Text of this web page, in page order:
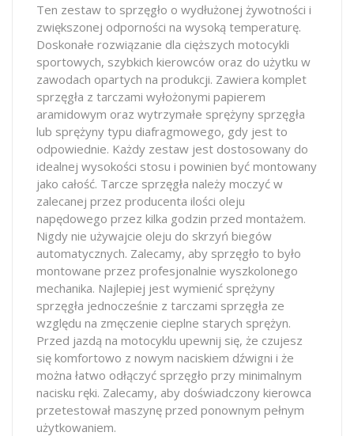
Ten zestaw to sprzęgło o wydłużonej żywotności i
zwiększonej odporności na wysoką temperaturę.
Doskonałe rozwiązanie dla cięższych motocykli
sportowych, szybkich kierowców oraz do użytku w
zawodach opartych na produkcji. Zawiera komplet
sprzęgła z tarczami wyłożonymi papierem
aramidowym oraz wytrzymałe sprężyny sprzęgła
lub sprężyny typu diafragmowego, gdy jest to
odpowiednie. Każdy zestaw jest dostosowany do
idealnej wysokości stosu i powinien być montowany
jako całość. Tarcze sprzęgła należy moczyć w
zalecanej przez producenta ilości oleju
napędowego przez kilka godzin przed montażem.
Nigdy nie używajcie oleju do skrzyń biegów
automatycznych. Zalecamy, aby sprzęgło to było
montowane przez profesjonalnie wyszkolonego
mechanika. Najlepiej jest wymienić sprężyny
sprzęgła jednocześnie z tarczami sprzęgła ze
względu na zmęczenie cieplne starych sprężyn.
Przed jazdą na motocyklu upewnij się, że czujesz
się komfortowo z nowym naciskiem dźwigni i że
można łatwo odłączyć sprzęgło przy minimalnym
nacisku ręki. Zalecamy, aby doświadczony kierowca
przetestował maszynę przed ponownym pełnym
użytkowaniem.